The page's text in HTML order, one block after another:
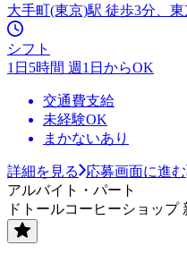
大手町(東京)駅 徒歩3分、
シフト
1日5時間 週1日からOK
交通費支給
未経験OK
まかないあり
詳細を見る
応募画面に進む
アルバイト・パート
ドトールコーヒーショップ